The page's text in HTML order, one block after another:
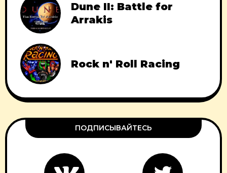
Dune II: Battle for
Arrakis
Rock n' Roll Racing
ПОДПИСЫВАЙТЕСЬ